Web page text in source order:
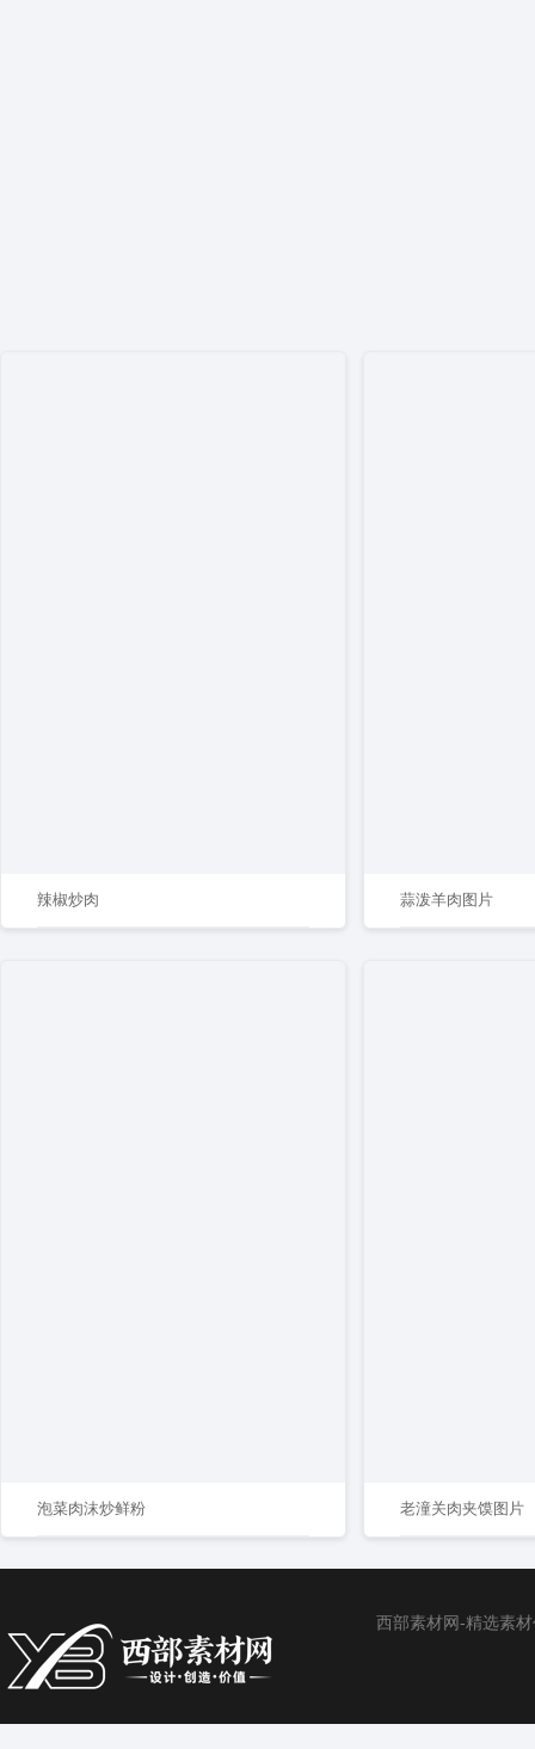
辣椒炒肉 蒜泼羊肉图片
泡菜肉沫炒鲜粉 老潼关肉夹馍图片
西部素材网-精选素